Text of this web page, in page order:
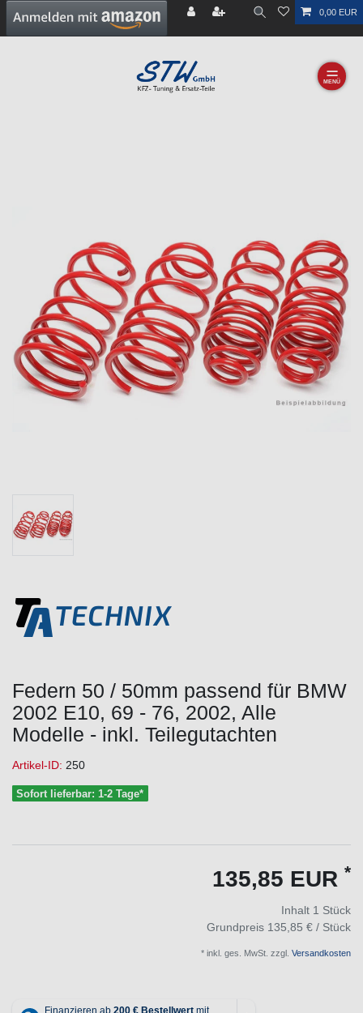
0,00 EUR
☰
Federn 50 / 50mm passend für BMW
2002 E10, 69 - 76, 2002, Alle
Modelle - inkl. Teilegutachten
Artikel-ID: 250
Sofort lieferbar: 1-2 Tage*
135,85 EUR *
Inhalt 1 Stück
Grundpreis 135,85 € / Stück
* inkl. ges. MwSt. zzgl. Versandkosten